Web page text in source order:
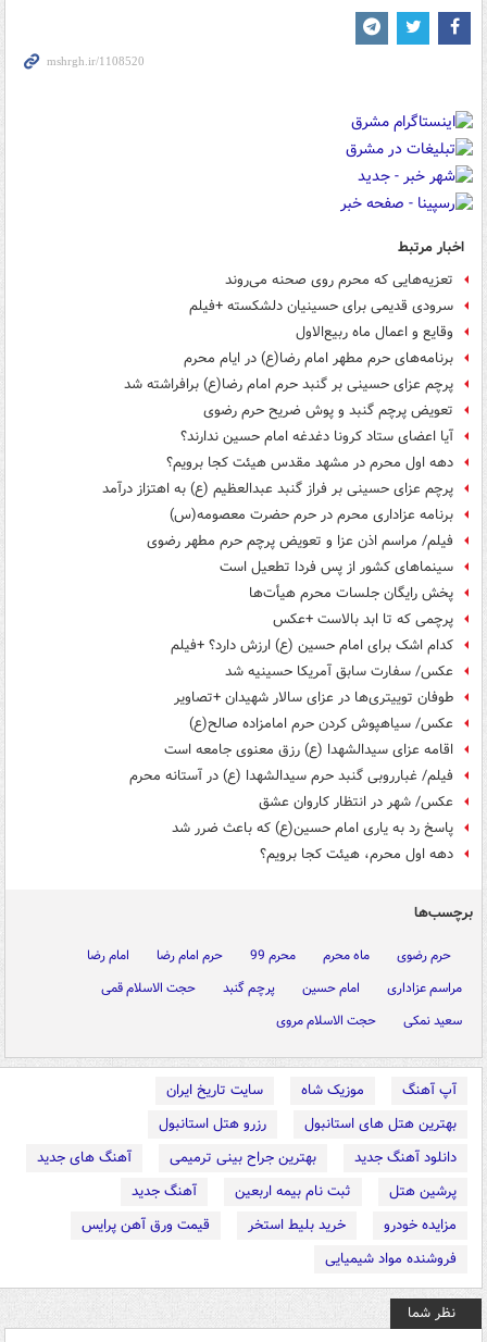
اخبار مرتبط
تعزیه‌هایی که محرم روی صحنه می‌روند
سرودی قدیمی برای حسینیان دلشکسته +فیلم
وقایع و اعمال ماه ربیع‌الاول
برنامه‌های حرم مطهر امام رضا(ع) در ایام محرم
پرچم عزای حسینی بر گنبد حرم امام رضا(ع) برافراشته شد
تعویض پرچم گنبد و پوش ضریح حرم رضوی
آیا اعضای ستاد کرونا دغدغه امام حسین ندارند؟
دهه اول محرم در مشهد مقدس هیئت کجا برویم؟
پرچم عزای حسینی بر فراز گنبد عبدالعظیم (ع) به اهتزاز درآمد
برنامه عزاداری محرم در حرم حضرت معصومه(س)
فیلم/ مراسم اذن عزا و تعویض پرچم حرم مطهر رضوی
سینماهای کشور از پس فردا تطعیل است
پخش رایگان جلسات محرم هیأت‌ها
پرچمی که تا ابد بالاست +عکس
کدام اشک برای امام حسین (ع) ارزش دارد؟ +فیلم
عکس/ سفارت سابق آمریکا حسینیه شد
طوفان توییتری‌ها در عزای سالار شهیدان +تصاویر
عکس/ سیاهپوش کردن حرم امامزاده صالح(ع)
اقامه عزای سیدالشهدا (ع) رزق معنوی جامعه است
فیلم/ غبارروبی گنبد حرم سیدالشهدا (ع) در آستانه محرم
عکس/ شهر در انتظار کاروان عشق
پاسخ رد به یاری امام حسین(ع) که باعث ضرر شد
دهه اول محرم، هیئت کجا برویم؟
برچسب‌ها
حرم رضوی ماه محرم محرم 99 حرم امام رضا
امام رضا
مراسم عزاداری
امام حسین پرچم گنبد
حجت الاسلام قمی
سعید نمکی
حجت الاسلام مروی
آپ آهنگ موزیک شاه
سایت تاریخ ایران
بهترین هتل های استانبول
رزرو هتل استانبول
دانلود آهنگ جدید
بهترین جراح بینی ترمیمی
آهنگ های جدید
پرشین هتل
ثبت نام بیمه اربعین
آهنگ جدید
مزایده خودرو
خرید بلیط استخر
قیمت ورق آهن پرایس
فروشنده مواد شیمیایی
نظر شما